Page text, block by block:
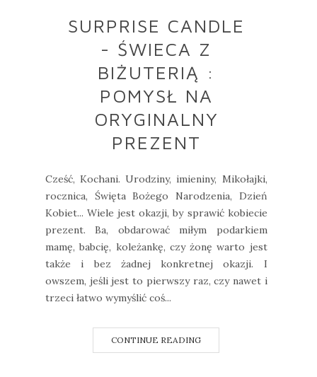
SURPRISE CANDLE
- ŚWIECA Z
BIŻUTERIĄ :
POMYSŁ NA
ORYGINALNY
PREZENT
Cześć, Kochani. Urodziny, imieniny, Mikołajki,
rocznica, Święta Bożego Narodzenia, Dzień
Kobiet... Wiele jest okazji, by sprawić kobiecie
prezent. Ba, obdarować miłym podarkiem
mamę, babcię, koleżankę, czy żonę warto jest
także i bez żadnej konkretnej okazji. I
owszem, jeśli jest to pierwszy raz, czy nawet i
trzeci łatwo wymyślić coś...
CONTINUE READING